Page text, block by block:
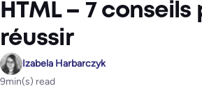
HTML – 7 conseils
réussir
Izabela Harbarczyk
9min(s) read